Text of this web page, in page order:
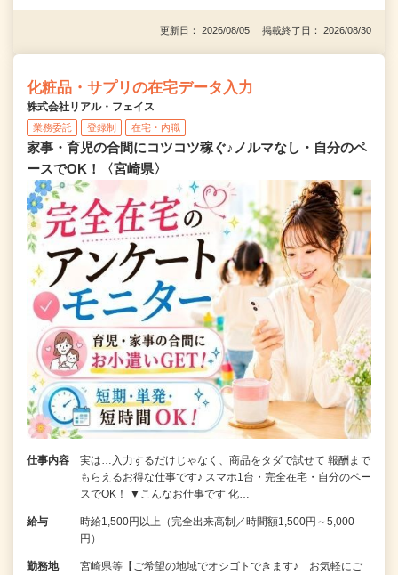
更新日： 2026/08/05 掲載終了日： 2026/08/30
化粧品・サプリの在宅データ入力
株式会社リアル・フェイス
業務委託 登録制 在宅・内職
家事・育児の合間にコツコツ稼ぐ♪ノルマなし・自分のペ
ースでOK！〈宮崎県〉
仕事内容
実は…入力するだけじゃなく、商品をタダで試せて 報酬まで
もらえるお得な仕事です♪ スマホ1台・完全在宅・自分のペー
スでOK！ ▼こんなお仕事です 化…
給与
時給1,500円以上（完全出来高制／時間額1,500円～5,000
円）
勤務地
宮崎県等【ご希望の地域でオシゴトできます♪ お気軽にご